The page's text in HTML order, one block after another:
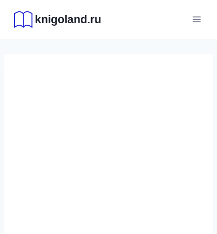
содержимому
knigoland.ru